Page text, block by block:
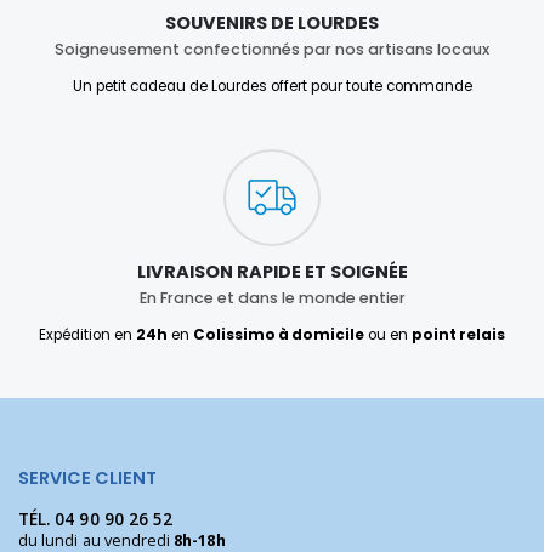
SOUVENIRS DE LOURDES
Soigneusement confectionnés par nos artisans locaux
Un petit cadeau de Lourdes offert pour toute commande
LIVRAISON RAPIDE ET SOIGNÉE
En France et dans le monde entier
Expédition en 24h en Colissimo à domicileou en point relais
SERVICE CLIENT
TÉL. 04 90 90 26 52
du lundi au vendredi 8h-18h